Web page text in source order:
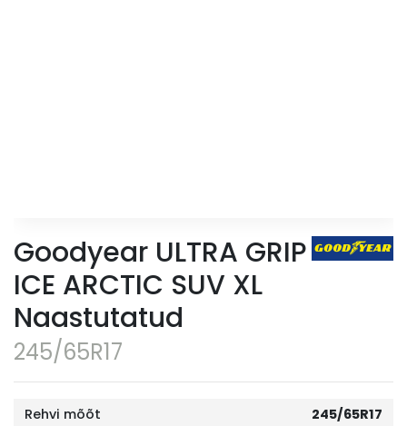
245/65R17
Goodyear ULTRA GRIP
ICE ARCTIC SUV XL
Naastutatud
Rehvi mõõt
245/65R17